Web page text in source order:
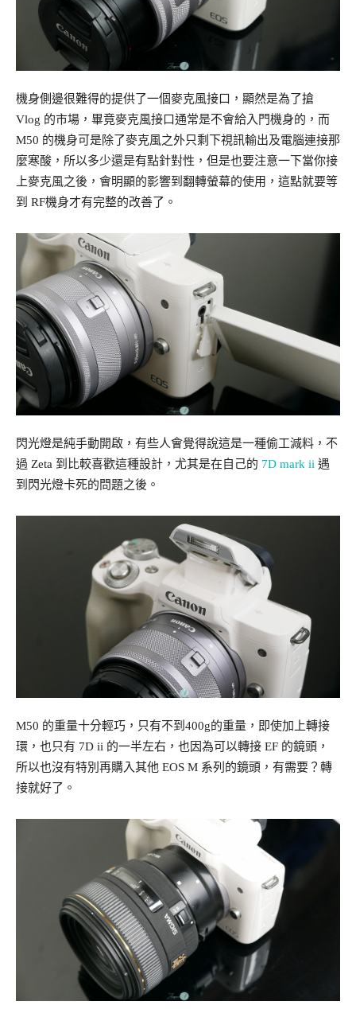
機身側邊很難得的提供了一個麥克風接口，顯然是為了搶
Vlog 的市場，畢竟麥克風接口通常是不會給入門機身的，而
M50 的機身可是除了麥克風之外只剩下視訊輸出及電腦連接那
麼寒酸，所以多少還是有點針對性，但是也要注意一下當你接
上麥克風之後，會明顯的影響到翻轉螢幕的使用，這點就要等
到 RF機身才有完整的改善了。
閃光燈是純手動開啟，有些人會覺得說這是一種偷工減料，不
過 Zeta 到比較喜歡這種設計，尤其是在自己的 7D mark ii 遇
到閃光燈卡死的問題之後。
M50 的重量十分輕巧，只有不到400g的重量，即使加上轉接
環，也只有 7D ii 的一半左右，也因為可以轉接 EF 的鏡頭，
所以也沒有特別再購入其他 EOS M 系列的鏡頭，有需要？轉
接就好了。